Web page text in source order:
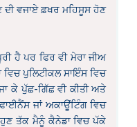
ਵਜਾਏ ਫ਼ਖਰ ਮਹਿਸੂਸ ਹੋਣ
ਹੈ ਪਰ ਫਿਰ ਵੀ ਮੇਰਾ ਜੀਅ
ਪੁਲਿਟੀਕਲ ਸਾਇੰਸ ਵਿਚ
ਕੇ ਪੁੱਛ-ਗਿੱਛ ਵੀ ਕੀਤੀ ਅਤੇ
ਜਾਂ ਅਕਾਊਂਟਿੰਗ ਵਿਚ
ਤੱਕ ਮੈਨੂੰ ਕੈਨੇਡਾ ਵਿਚ ਪੱਕੇ